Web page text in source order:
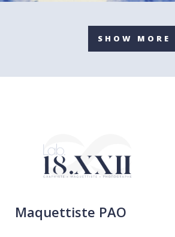
SHOW MORE
Maquettiste PAO